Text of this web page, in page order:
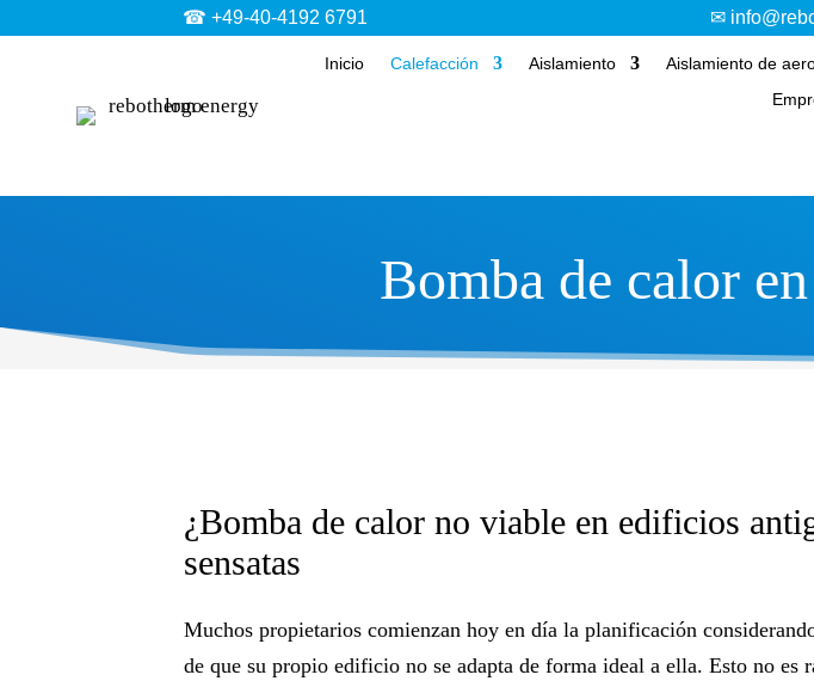
☎ +49-40-4192 6791 ✉
Inicio Calefacción Aislamiento Aislamiento de
Bomba de calor
¿Bomba de calor no viable en edificios
sensatas
Muchos propietarios comienzan hoy en día la planificación
de que su propio edificio no se adapta de forma ideal a ella. Esto no